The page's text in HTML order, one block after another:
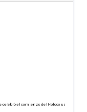
el comienzo del Holocausto